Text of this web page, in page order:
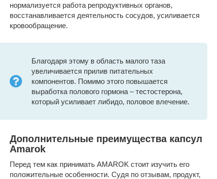
нормализуется работа репродуктивных органов,
восстанавливается деятельность сосудов, усиливается
кровообращение.
Благодаря этому в область малого таза
увеличивается прилив питательных
компонентов. Помимо этого повышается
выработка полового гормона – тестостерона,
который усиливает либидо, половое влечение.
Дополнительные преимущества капсул
Amarok
Перед тем как принимать AMAROK стоит изучить его
положительные особенности. Судя по отзывам, продукт,